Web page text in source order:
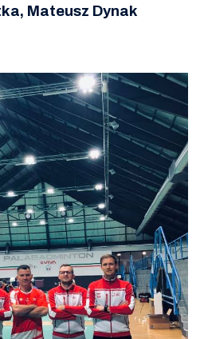
Mateusz Dynak